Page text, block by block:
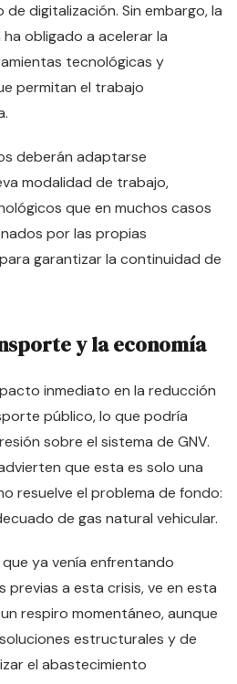
digitalización. Sin embargo, la
obligado a acelerar la
tecnológicas y
permitan el trabajo
deberán adaptarse
modalidad de trabajo,
que en muchos casos
por las propias
garantizar la continuidad de
y la economía
inmediato en la reducción
público, lo que podría
sobre el sistema de GNV.
que esta es solo una
resuelve el problema de fondo:
de gas natural vehicular.
ya venía enfrentando
a esta crisis, ve en esta
respiro momentáneo, aunque
estructurales y de
el abastecimiento